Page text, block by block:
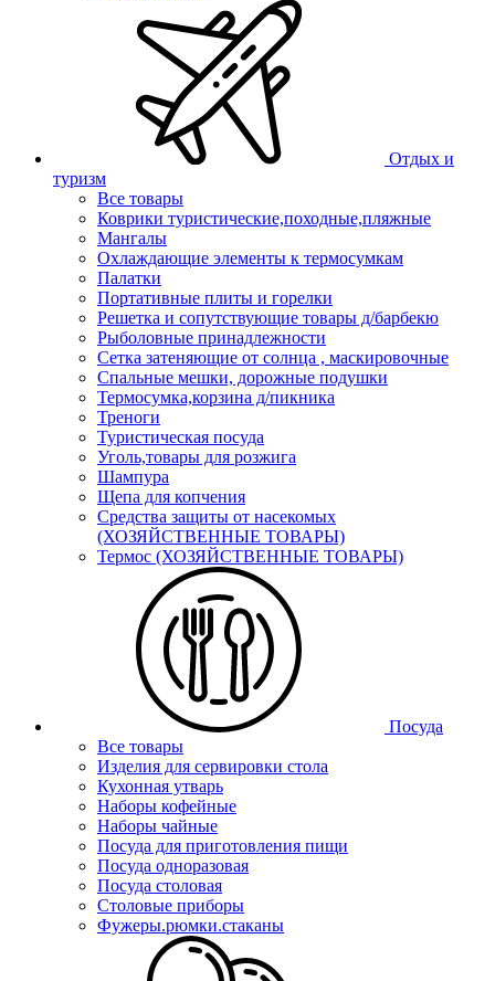
Отдых и
туризм
Все товары
Коврики туристические,походные,пляжные
Мангалы
Охлаждающие элементы к термосумкам
Палатки
Портативные плиты и горелки
Решетка и сопутствующие товары д/барбекю
Рыболовные принадлежности
Сетка затеняющие от солнца , маскировочные
Спальные мешки, дорожные подушки
Термосумка,корзина д/пикника
Треноги
Туристическая посуда
Уголь,товары для розжига
Шампура
Щепа для копчения
Средства защиты от насекомых
(ХОЗЯЙСТВЕННЫЕ ТОВАРЫ)
Термос (ХОЗЯЙСТВЕННЫЕ ТОВАРЫ)
Посуда
Все товары
Изделия для сервировки стола
Кухонная утварь
Наборы кофейные
Наборы чайные
Посуда для приготовления пищи
Посуда одноразовая
Посуда столовая
Столовые приборы
Фужеры.рюмки.стаканы